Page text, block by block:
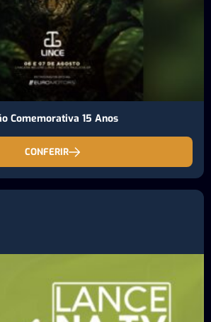
Comemorativa 15 Anos
CONFERIR